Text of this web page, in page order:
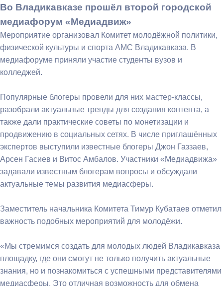
Во Владикавказе прошёл второй городской
медиафорум «Медиадвиж»
Мероприятие организовал Комитет молодёжной политики,
физической культуры и спорта АМС Владикавказа. В
медиафоруме приняли участие студенты вузов и
колледжей.
Популярные блогеры провели для них мастер-классы,
разобрали актуальные тренды для создания контента, а
также дали практические советы по монетизации и
продвижению в социальных сетях. В числе приглашённых
экспертов выступили известные блогеры Джон Газзаев,
Арсен Гасиев и Витос Амбалов. Участники «Медиадвижа»
задавали известным блогерам вопросы и обсуждали
актуальные темы развития медиасферы.
Заместитель начальника Комитета Тимур Кубатаев отметил
важность подобных мероприятий для молодёжи.
«Мы стремимся создать для молодых людей Владикавказа
площадку, где они смогут не только получить актуальные
знания, но и познакомиться с успешными представителями
медиасферы. Это отличная возможность для обмена